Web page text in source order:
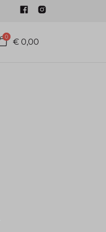
0
€ 0,00